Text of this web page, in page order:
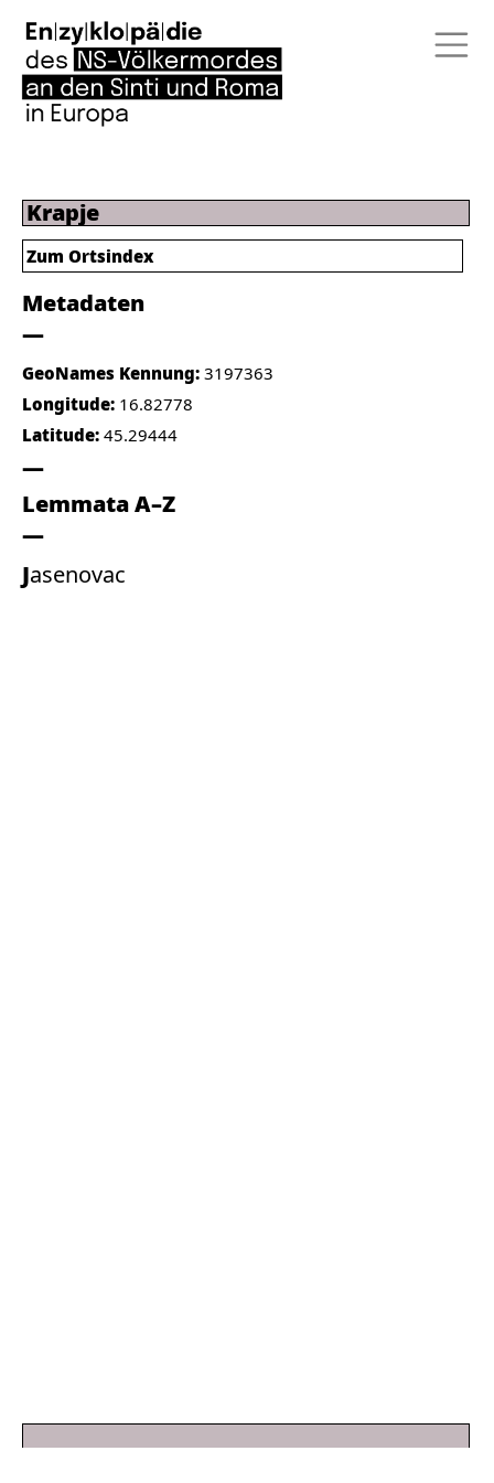
Krapje
Metadaten
GeoNames Kennung: 3197363
Longitude: 16.82778
Latitude: 45.29444
Lemmata A–Z
Jasenovac
Zum Ortsindex